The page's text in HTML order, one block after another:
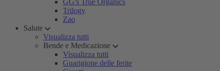
GG's True Organics
Trilogy
Zao
Salute
Visualizza tutti
Bende e Medicazione
Visualizza tutti
Guarigione delle ferite